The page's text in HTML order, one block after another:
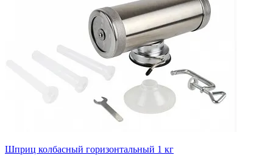
Шприц колбасный горизонтальный 1 кг